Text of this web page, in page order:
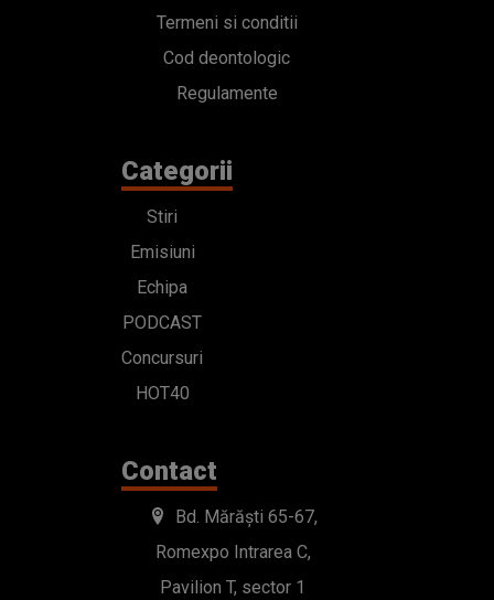
Termeni si conditii
Cod deontologic
Regulamente
Categorii
Stiri
Emisiuni
Echipa
PODCAST
Concursuri
HOT40
Contact
Bd. Mărăști 65-67,
Romexpo Intrarea C,
Pavilion T, sector 1